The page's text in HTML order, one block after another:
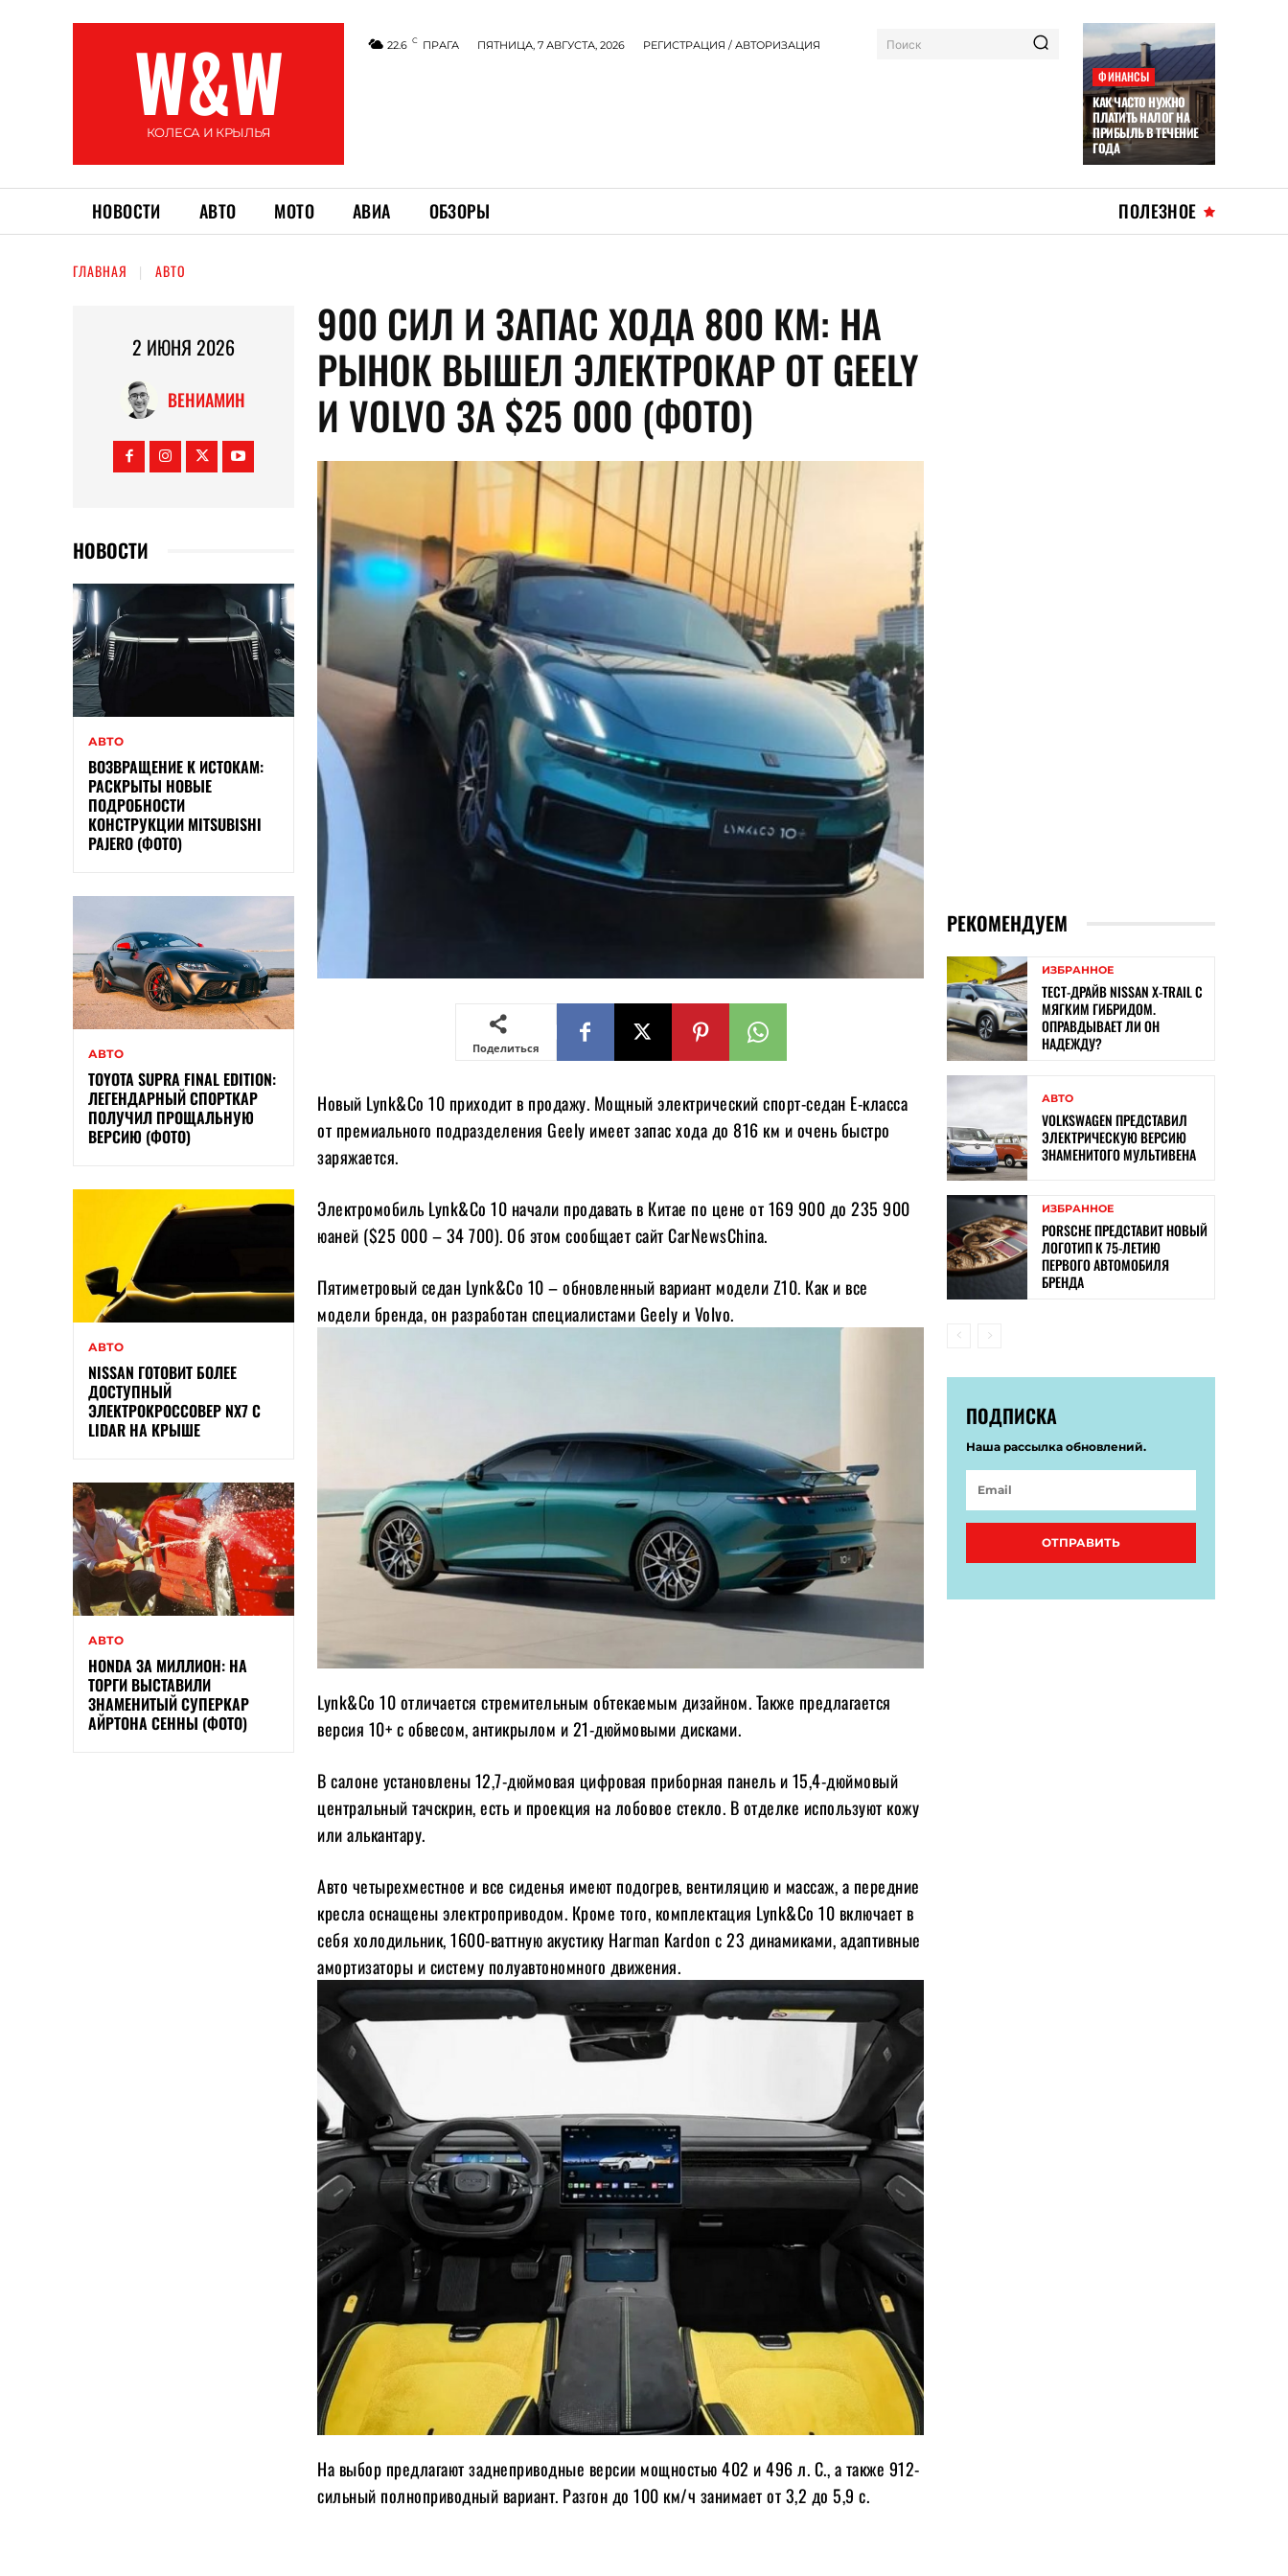
W&W
КОЛЕСА И КРЫЛЬЯ
22.6 C ПРАГА ПЯТНИЦА, 7 АВГУСТА, 2026 РЕГИСТРАЦИЯ / АВТОРИЗАЦИЯ Поиск
ФИНАНСЫ
КАК ЧАСТО НУЖНО
ПЛАТИТЬ НАЛОГ НА
ПРИБЫЛЬ В ТЕЧЕНИЕ
ГОДА
НОВОСТИ АВТО МОТО АВИА ОБЗОРЫ ПОЛЕЗНОЕ
ГЛАВНАЯ АВТО
2 ИЮНЯ 2026
ВЕНИАМИН
НОВОСТИ
АВТО
ВОЗВРАЩЕНИЕ К ИСТОКАМ:
РАСКРЫТЫ НОВЫЕ
ПОДРОБНОСТИ
КОНСТРУКЦИИ MITSUBISHI
PAJERO (ФОТО)
АВТО
TOYOTA SUPRA FINAL EDITION:
ЛЕГЕНДАРНЫЙ СПОРТКАР
ПОЛУЧИЛ ПРОЩАЛЬНУЮ
ВЕРСИЮ (ФОТО)
АВТО
NISSAN ГОТОВИТ БОЛЕЕ
ДОСТУПНЫЙ
ЭЛЕКТРОКРОССОВЕР NX7 С
LIDAR НА КРЫШЕ
АВТО
HONDA ЗА МИЛЛИОН: НА
ТОРГИ ВЫСТАВИЛИ
ЗНАМЕНИТЫЙ СУПЕРКАР
АЙРТОНА СЕННЫ (ФОТО)
900 СИЛ И ЗАПАС ХОДА 800 КМ: НА
РЫНОК ВЫШЕЛ ЭЛЕКТРОКАР ОТ GEELY
И VOLVO ЗА $25 000 (ФОТО)
Поделиться
Новый Lynk&Co 10 приходит в продажу. Мощный электрический спорт-седан Е-класса
от премиального подразделения Geely имеет запас хода до 816 км и очень быстро
заряжается.
Электромобиль Lynk&Co 10 начали продавать в Китае по цене от 169 900 до 235 900
юаней ($25 000 – 34 700). Об этом сообщает сайт CarNewsChina.
Пятиметровый седан Lynk&Co 10 – обновленный вариант модели Z10. Как и все
модели бренда, он разработан специалистами Geely и Volvo.
Lynk&Co 10 отличается стремительным обтекаемым дизайном. Также предлагается
версия 10+ с обвесом, антикрылом и 21-дюймовыми дисками.
В салоне установлены 12,7-дюймовая цифровая приборная панель и 15,4-дюймовый
центральный тачскрин, есть и проекция на лобовое стекло. В отделке используют кожу
или алькантару.
Авто четырехместное и все сиденья имеют подогрев, вентиляцию и массаж, а передние
кресла оснащены электроприводом. Кроме того, комплектация Lynk&Co 10 включает в
себя холодильник, 1600-ваттную акустику Harman Kardon с 23 динамиками, адаптивные
амортизаторы и систему полуавтономного движения.
На выбор предлагают заднеприводные версии мощностью 402 и 496 л. С., а также 912-
сильный полноприводный вариант. Разгон до 100 км/ч занимает от 3,2 до 5,9 с.
РЕКОМЕНДУЕМ
ИЗБРАННОЕ
ТЕСТ-ДРАЙВ NISSAN X-TRAIL С
МЯГКИМ ГИБРИДОМ.
ОПРАВДЫВАЕТ ЛИ ОН
НАДЕЖДУ?
АВТО
VOLKSWAGEN ПРЕДСТАВИЛ
ЭЛЕКТРИЧЕСКУЮ ВЕРСИЮ
ЗНАМЕНИТОГО МУЛЬТИВЕНА
ИЗБРАННОЕ
PORSCHE ПРЕДСТАВИТ НОВЫЙ
ЛОГОТИП К 75-ЛЕТИЮ
ПЕРВОГО АВТОМОБИЛЯ
БРЕНДА
ПОДПИСКА
Наша рассылка обновлений.
ОТПРАВИТЬ